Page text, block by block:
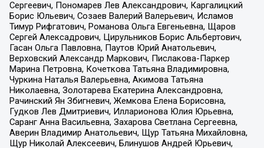
Сергеевич, Пономарев Лев Александрович, Каргалицкий
Борис Юльевич, Созаев Валерий Валерьевич, Исламов
Тимур Рифгатович, Романова Ольга Евгеньевна, Щаров
Сергей Алексадрович, Цирульников Борис Альбертович,
Гасан Ольга Павловна, Паутов Юрий Анатольевич,
Верховский Александр Маркович, Пислакова-Паркер
Марина Петровна, Кочеткова Татьяна Владимировна,
Чуркина Наталья Валерьевна, Акимова Татьяна
Николаевна, Золотарева Екатерина Александровна,
Рачинский Ян Збигневич, Жемкова Елена Борисовна,
Гудков Лев Дмитриевич, Илларионова Юлия Юрьевна,
Саранг Анна Васильевна, Захарова Светлана Сергеевна,
Аверин Владимир Анатольевич, Щур Татьяна Михайловна,
Щур Николай Алексеевич, Блинушов Андрей Юрьевич,